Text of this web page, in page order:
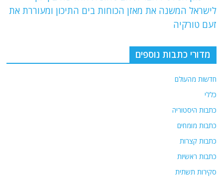
A
p
p
ra
b
k
לישראל המשנה את מאזן הכוחות בים התיכון ומעוררת את
זעם טורקיה
מדורי כתבות נוספים
חדשות מהעולם
כללי
כתבות היסטוריה
כתבות מומחים
כתבות קצרות
כתבות ראשיות
סקירות תשתית